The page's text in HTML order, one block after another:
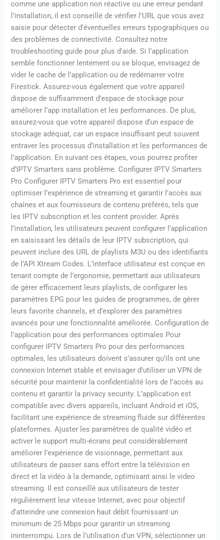
comme une application non réactive ou une erreur pendant
l’installation, il est conseillé de vérifier l’URL que vous avez
saisie pour détecter d’éventuelles erreurs typographiques ou
des problèmes de connectivité. Consultez notre
troubleshooting guide pour plus d’aide. Si l’application
semble fonctionner lentement ou se bloque, envisagez de
vider le cache de l’application ou de redémarrer votre
Firestick. Assurez-vous également que votre appareil
dispose de suffisamment d’espace de stockage pour
améliorer l’app installation et les performances. De plus,
assurez-vous que votre appareil dispose d’un espace de
stockage adéquat, car un espace insuffisant peut souvent
entraver les processus d’installation et les performances de
l’application. En suivant ces étapes, vous pourrez profiter
d’IPTV Smarters sans problème. Configurer IPTV Smarters
Pro Configurer IPTV Smarters Pro est essentiel pour
optimiser l’expérience de streaming et garantir l’accès aux
chaînes et aux fournisseurs de contenu préférés, tels que
les IPTV subscription et les content provider. Après
l’installation, les utilisateurs peuvent configurer l’application
en saisissant les détails de leur IPTV subscription, qui
peuvent inclure des URL de playlists M3U ou des identifiants
de l’API Xtream Codes. L’interface utilisateur est conçue en
tenant compte de l’ergonomie, permettant aux utilisateurs
de gérer efficacement leurs playlists, de configurer les
paramètres EPG pour les guides de programmes, de gérer
leurs favorite channels, et d’explorer des paramètres
avancés pour une fonctionnalité améliorée. Configuration de
l’application pour des performances optimales Pour
configurer IPTV Smarters Pro pour des performances
optimales, les utilisateurs doivent s’assurer qu’ils ont une
connexion Internet stable et envisager d’utiliser un VPN de
sécurité pour maintenir la confidentialité lors de l’accès au
contenu et garantir la privacy security. L’application est
compatible avec divers appareils, incluant Android et iOS,
facilitant une expérience de streaming fluide sur différentes
plateformes. Ajuster les paramètres de qualité vidéo et
activer le support multi-écrans peut considérablement
améliorer l’expérience de visionnage, permettant aux
utilisateurs de passer sans effort entre la télévision en
direct et la vidéo à la demande, optimisant ainsi le video
streaming. Il est conseillé aux utilisateurs de tester
régulièrement leur vitesse Internet, avec pour objectif
d’atteindre une connexion haut débit fournissant un
minimum de 25 Mbps pour garantir un streaming
ininterrompu. Lors de l’utilisation d’un VPN, sélectionner un